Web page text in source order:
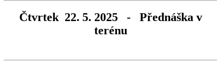
Čtvrtek 22. 5. 2025 - Přednáška v
terénu